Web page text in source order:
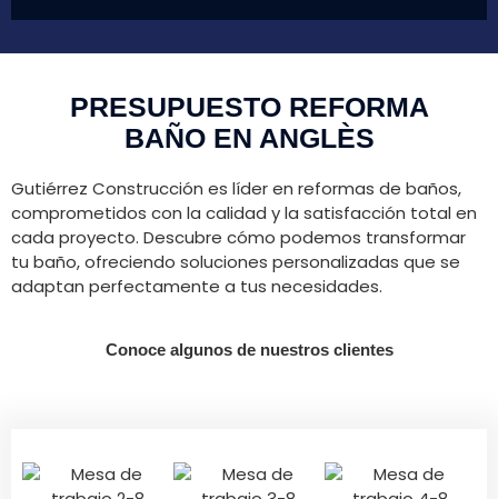
PRESUPUESTO REFORMA
BAÑO EN ANGLÈS
Gutiérrez Construcción es líder en reformas de baños,
comprometidos con la calidad y la satisfacción total en
cada proyecto. Descubre cómo podemos transformar
tu baño, ofreciendo soluciones personalizadas que se
adaptan perfectamente a tus necesidades.
Conoce algunos de nuestros clientes